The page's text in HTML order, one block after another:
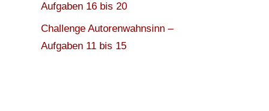
Aufgaben 16 bis 20
Challenge Autorenwahnsinn –
Aufgaben 11 bis 15